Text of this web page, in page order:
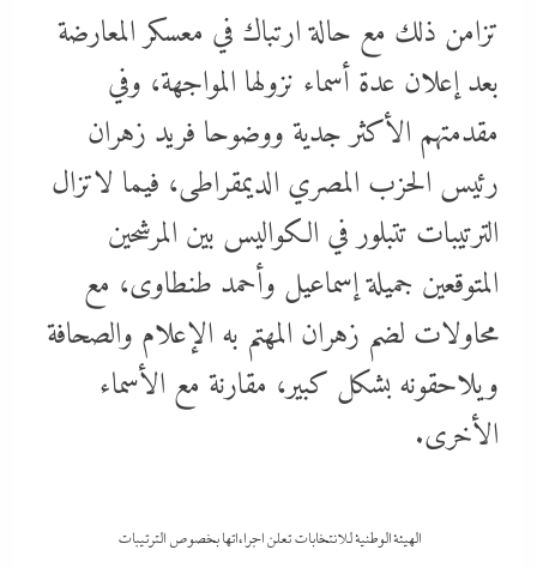
تزامن ذلك مع حالة ارتباك في معسكر المعارضة
بعد إعلان عدة أسماء نزولها المواجهة، وفي
مقدمتهم الأكثر جدية ووضوحا فريد زهران
رئيس الحزب المصري الديمقراطى، فيما لاتزال
الترتيبات تتبلور في الكواليس بين المرشحين
المتوقعين جميلة إسماعيل وأحمد طنطاوى، مع
محاولات لضم زهران المهتم به الإعلام والصحافة
ويلاحقونه بشكل كبير، مقارنة مع الأسماء
الأخرى.
الهيئة الوطنية للانتخابات تعلن اجراءاتها بخصوص الترتيبات